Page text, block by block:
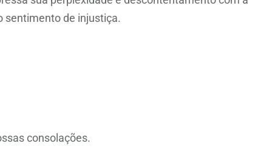
sentimento de injustiça.
consolações.